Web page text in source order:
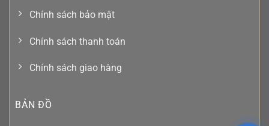
Chính sách bảo mật
Chính sách thanh toán
Chính sách giao hàng
BẢN ĐỒ